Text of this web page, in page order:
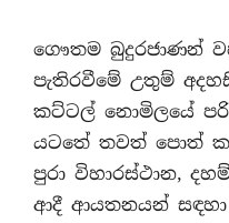
ගෞතම බුදුරජාණන්
පැතිරවීමේ උතුම්
කට්ටල් නොමිලයේ
යටතේ තවත් පොත්
පුරා විහාරස්ථාන,
ආදී ආයතනයන් සඳහා